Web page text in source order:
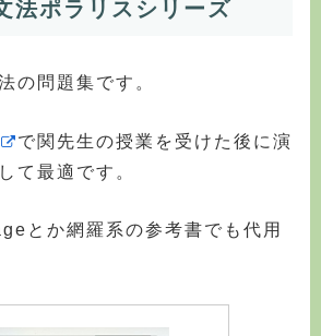
法ポラリスシリーズ
の問題集です。
で関先生の授業を受けた後に演
て最適です。
とか網羅系の参考書でも代用